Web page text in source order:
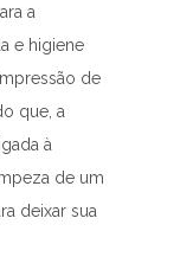
a
e higiene
de
que, a
à
de um
deixar sua